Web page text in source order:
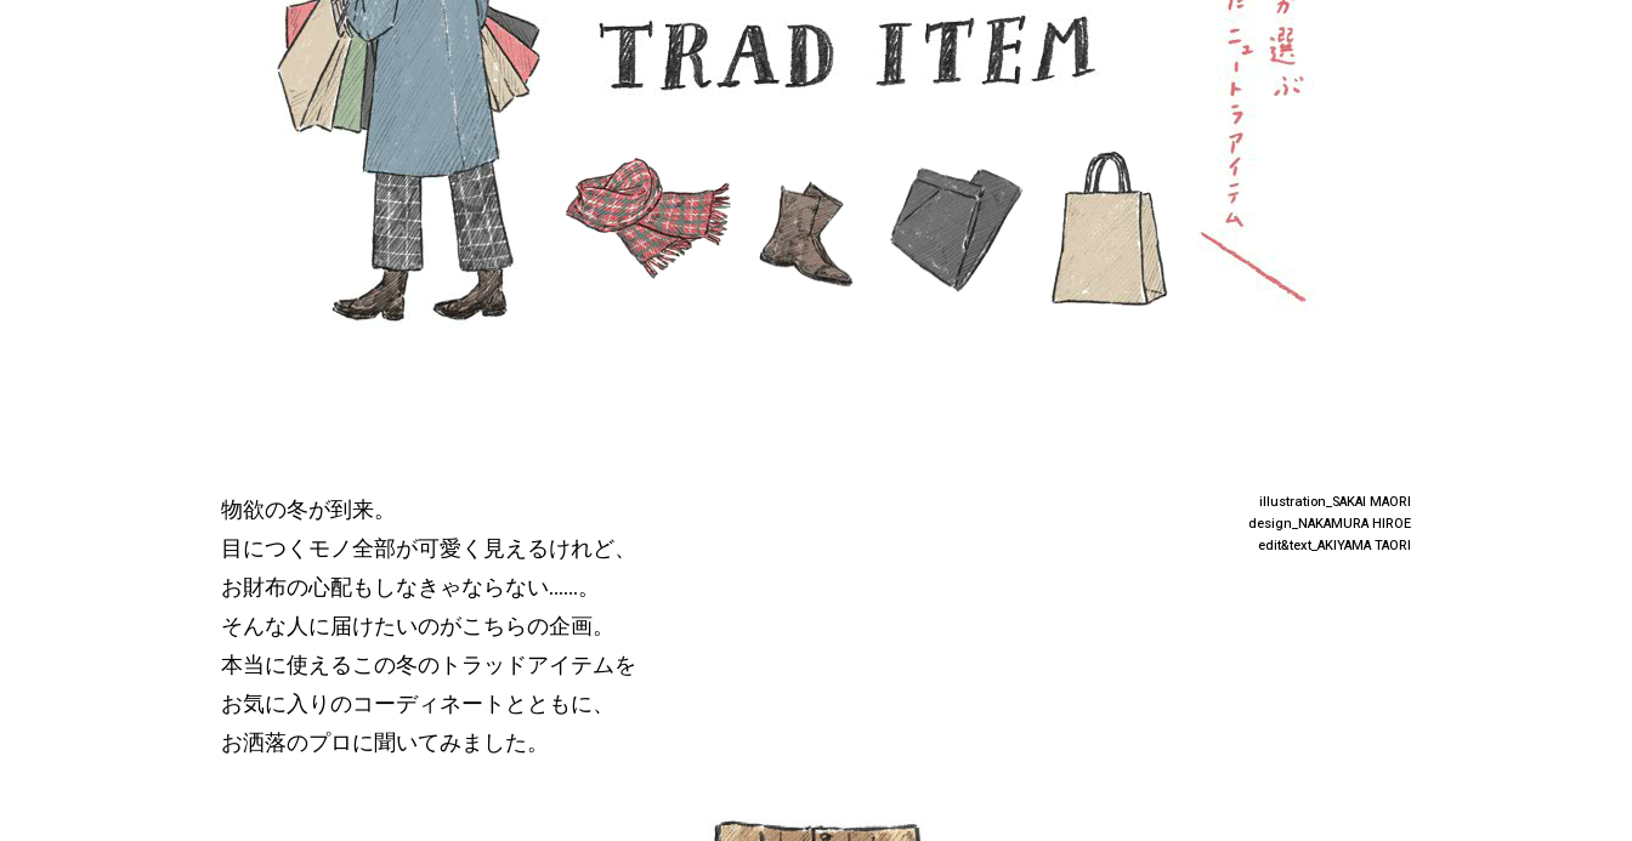
物欲の冬が到来。
目につくモノ全部が可愛く見えるけれど、
お財布の心配もしなきゃならない……。
そんな人に届けたいのがこちらの企画。
本当に使えるこの冬のトラッドアイテムを
お気に入りのコーディネートとともに、
お洒落のプロに聞いてみました。
illustration_SAKAI MAORI
design_NAKAMURA HIROE
edit&text_AKIYAMA TAORI